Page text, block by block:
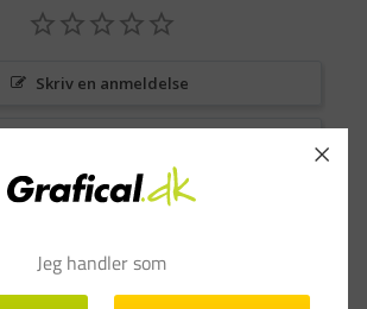
Skriv en anmeldelse
Spørgsmål & Svar
Jeg handler som